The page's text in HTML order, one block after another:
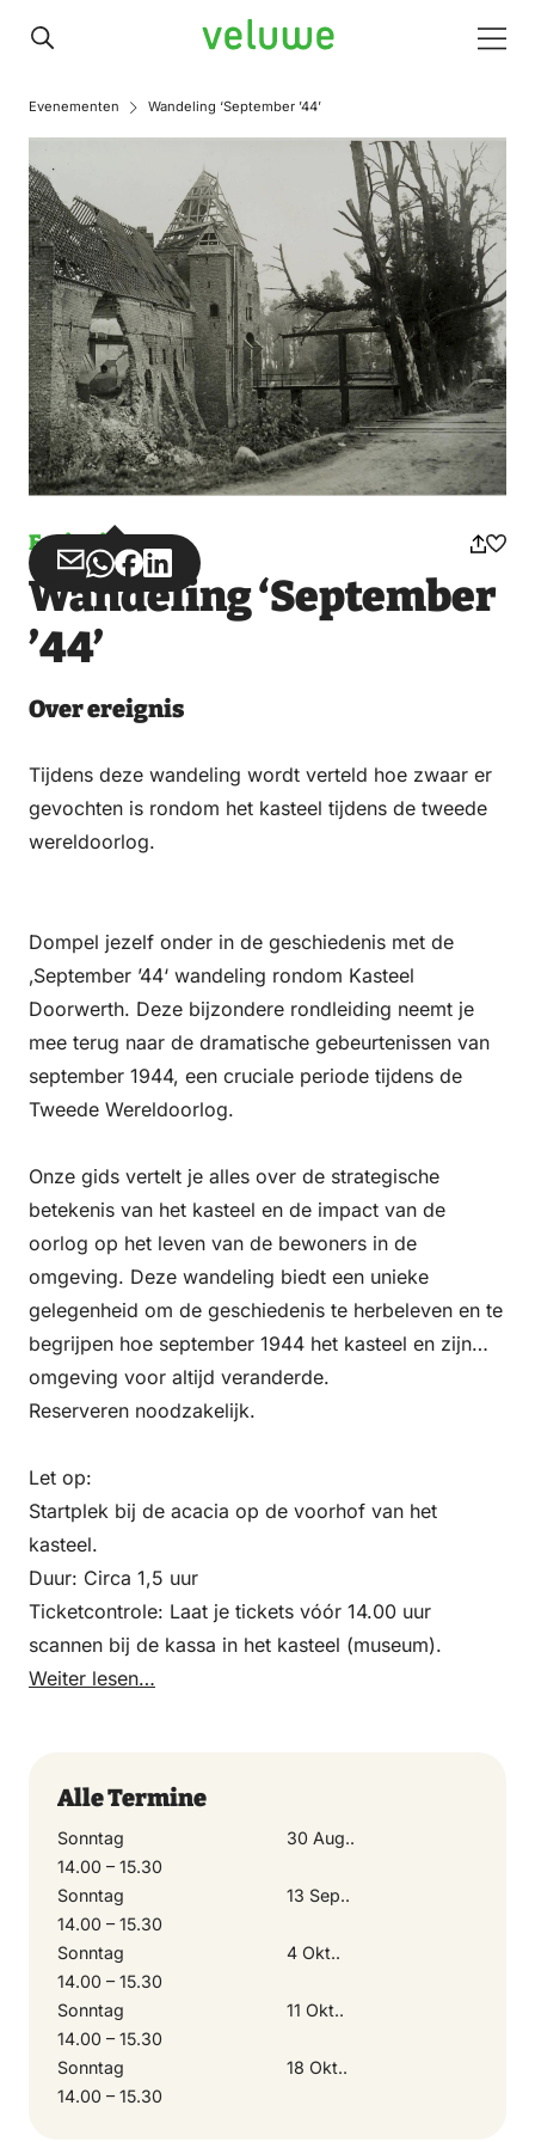
Veluwe
Evenementen Wandeling ‘September ’44’
Ereignis
Teilen
über
Email
Teilen
über
WhatsApp
Teilen
auf
Teilen
auf
Wandeling ‘September
’44’
Over ereignis
Tijdens deze wandeling wordt verteld hoe zwaar er
gevochten is rondom het kasteel tijdens de tweede
wereldoorlog.
Dompel jezelf onder in de geschiedenis met de
‚September ’44‘ wandeling rondom Kasteel
Doorwerth. Deze bijzondere rondleiding neemt je
mee terug naar de dramatische gebeurtenissen van
september 1944, een cruciale periode tijdens de
Tweede Wereldoorlog.
Onze gids vertelt je alles over de strategische
betekenis van het kasteel en de impact van de
oorlog op het leven van de bewoners in de
omgeving. Deze wandeling biedt een unieke
gelegenheid om de geschiedenis te herbeleven en te
begrijpen hoe september 1944 het kasteel en zijn
omgeving voor altijd veranderde.
Reserveren noodzakelijk.
Let op:
Startplek bij de acacia op de voorhof van het
kasteel.
Duur: Circa 1,5 uur
Ticketcontrole: Laat je tickets vóór 14.00 uur
scannen bij de kassa in het kasteel (museum).
Weiter lesen…
Alle Termine
Sonntag
30 Aug..
14.00 – 15.30
Sonntag
13 Sep..
14.00 – 15.30
Sonntag
4 Okt..
14.00 – 15.30
Sonntag
11 Okt..
14.00 – 15.30
Sonntag
18 Okt..
14.00 – 15.30